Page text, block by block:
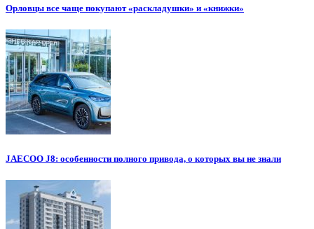
Орловцы все чаще покупают «раскладушки» и «книжки»
JAECOO J8: особенности полного привода, о которых вы не знали